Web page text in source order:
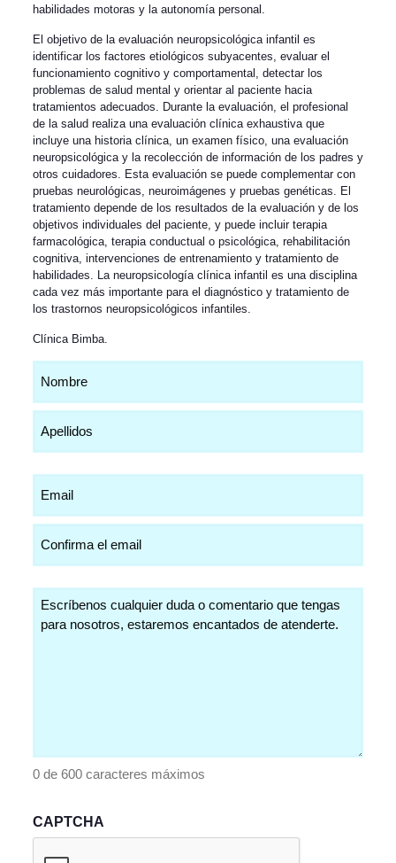
habilidades motoras y la autonomía personal.
El objetivo de la evaluación neuropsicológica infantil es
identificar los factores etiológicos subyacentes, evaluar el
funcionamiento cognitivo y comportamental, detectar los
problemas de salud mental y orientar al paciente hacia
tratamientos adecuados. Durante la evaluación, el profesional
de la salud realiza una evaluación clínica exhaustiva que
incluye una historia clínica, un examen físico, una evaluación
neuropsicológica y la recolección de información de los padres y
otros cuidadores. Esta evaluación se puede complementar con
pruebas neurológicas, neuroimágenes y pruebas genéticas. El
tratamiento depende de los resultados de la evaluación y de los
objetivos individuales del paciente, y puede incluir terapia
farmacológica, terapia conductual o psicológica, rehabilitación
cognitiva, intervenciones de entrenamiento y tratamiento de
habilidades. La neuropsicología clínica infantil es una disciplina
cada vez más importante para el diagnóstico y tratamiento de
los trastornos neuropsicológicos infantiles.
Clínica Bimba.
(Obligatorio)
(Obligatorio)
(Obligatorio)
0 de 600 caracteres máximos
CAPTCHA